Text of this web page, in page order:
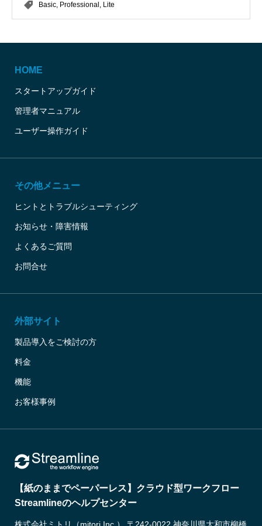
Basic, Professional , Lite
HOME
スタートアップガイド
管理者マニュアル
ユーザー操作ガイド
その他メニュー
ヒントとトラブルシューティング
お知らせ・障害情報
よくあるご質問
お問合せ
外部サイト
製品導入をご検討の方
料金
機能
お客様事例
【紙のままでペーパーレス】クラウド型ワークフロー
Streamlineのヘルプセンター